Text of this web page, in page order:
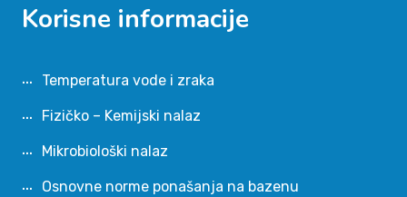
Korisne informacije
Temperatura vode i zraka
Fizičko – Kemijski nalaz
Mikrobiološki nalaz
Osnovne norme ponašanja na bazenu